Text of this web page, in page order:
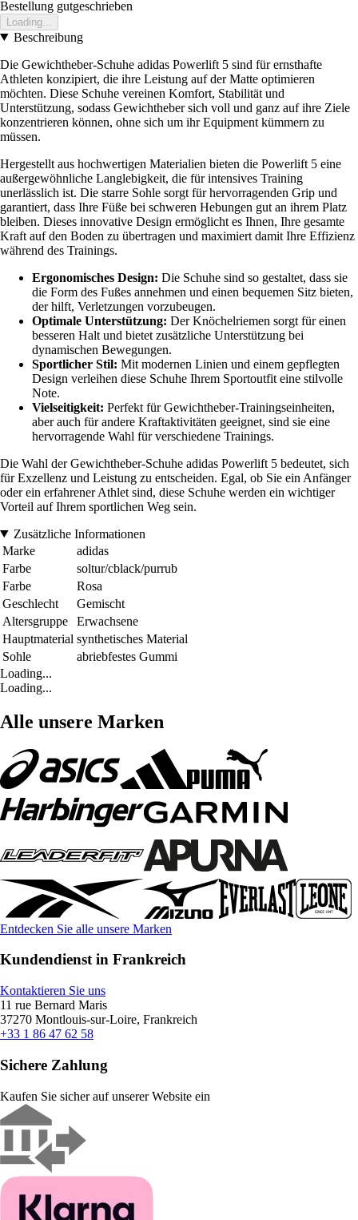
Bestellung gutgeschrieben
Loading...
Beschreibung
Die Gewichtheber-Schuhe adidas Powerlift 5 sind für ernsthafte
Athleten konzipiert, die ihre Leistung auf der Matte optimieren
möchten. Diese Schuhe vereinen Komfort, Stabilität und
Unterstützung, sodass Gewichtheber sich voll und ganz auf ihre Ziele
konzentrieren können, ohne sich um ihr Equipment kümmern zu
müssen.
Hergestellt aus hochwertigen Materialien bieten die Powerlift 5 eine
außergewöhnliche Langlebigkeit, die für intensives Training
unerlässlich ist. Die starre Sohle sorgt für hervorragenden Grip und
garantiert, dass Ihre Füße bei schweren Hebungen gut an ihrem Platz
bleiben. Dieses innovative Design ermöglicht es Ihnen, Ihre gesamte
Kraft auf den Boden zu übertragen und maximiert damit Ihre Effizienz
während des Trainings.
Ergonomisches Design: Die Schuhe sind so gestaltet, dass sie
die Form des Fußes annehmen und einen bequemen Sitz bieten,
der hilft, Verletzungen vorzubeugen.
Optimale Unterstützung: Der Knöchelriemen sorgt für einen
besseren Halt und bietet zusätzliche Unterstützung bei
dynamischen Bewegungen.
Sportlicher Stil: Mit modernen Linien und einem gepflegten
Design verleihen diese Schuhe Ihrem Sportoutfit eine stilvolle
Note.
Vielseitigkeit: Perfekt für Gewichtheber-Trainingseinheiten,
aber auch für andere Kraftaktivitäten geeignet, sind sie eine
hervorragende Wahl für verschiedene Trainings.
Die Wahl der Gewichtheber-Schuhe adidas Powerlift 5 bedeutet, sich
für Exzellenz und Leistung zu entscheiden. Egal, ob Sie ein Anfänger
oder ein erfahrener Athlet sind, diese Schuhe werden ein wichtiger
Vorteil auf Ihrem sportlichen Weg sein.
Zusätzliche Informationen
Marke
adidas
Farbe
soltur/cblack/purrub
Farbe
Rosa
Geschlecht
Gemischt
Altersgruppe
Erwachsene
Hauptmaterial synthetisches Material
Sohle
abriebfestes Gummi
Loading...
Loading...
Alle unsere Marken
Entdecken Sie alle unsere Marken
Kundendienst in Frankreich
Kontaktieren Sie uns
11 rue Bernard Maris
37270 Montlouis-sur-Loire, Frankreich
+33 1 86 47 62 58
Sichere Zahlung
Kaufen Sie sicher auf unserer Website ein